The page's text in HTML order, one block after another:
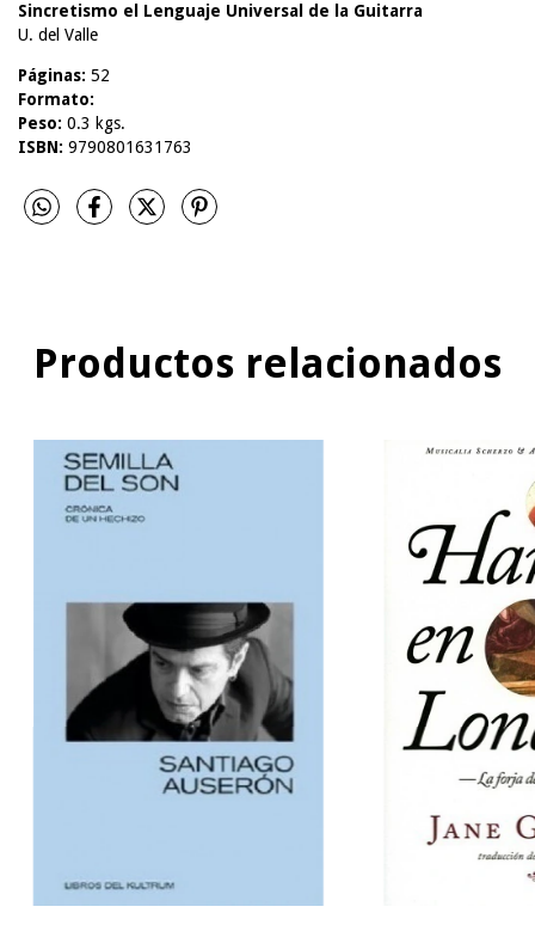
Sincretismo el Lenguaje Universal de la Guitarra
U. del Valle
Páginas: 52
Formato:
Peso: 0.3 kgs.
ISBN: 9790801631763
Productos relacionados